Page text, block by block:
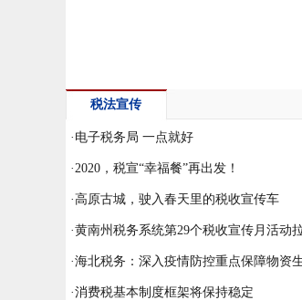
税法宣传
· 电子税务局 一点就好
·2020，税宣“幸福餐”再出发！
·高原古城，驶入春天里的税收宣传车
·黄南州税务系统第29个税收宣传月活动
·海北税务：深入疫情防控重点保障物资
·消费税基本制度框架将保持稳定